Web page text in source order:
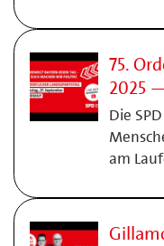
75.
2025
Die
am